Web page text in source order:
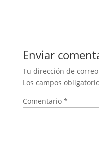
Enviar
Tu dirección de
Los campos
Comentario *